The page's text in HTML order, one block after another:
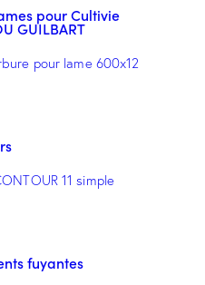
pour Cultivie
GUILBART
fuyantes